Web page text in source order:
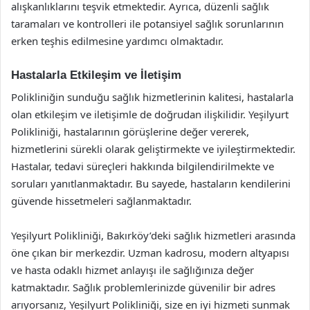
alışkanlıklarını teşvik etmektedir. Ayrıca, düzenli sağlık
taramaları ve kontrolleri ile potansiyel sağlık sorunlarının
erken teşhis edilmesine yardımcı olmaktadır.
Hastalarla Etkileşim ve İletişim
Polikliniğin sunduğu sağlık hizmetlerinin kalitesi, hastalarla
olan etkileşim ve iletişimle de doğrudan ilişkilidir. Yeşilyurt
Polikliniği, hastalarının görüşlerine değer vererek,
hizmetlerini sürekli olarak geliştirmekte ve iyileştirmektedir.
Hastalar, tedavi süreçleri hakkında bilgilendirilmekte ve
soruları yanıtlanmaktadır. Bu sayede, hastaların kendilerini
güvende hissetmeleri sağlanmaktadır.
Yeşilyurt Polikliniği, Bakırköy’deki sağlık hizmetleri arasında
öne çıkan bir merkezdir. Uzman kadrosu, modern altyapısı
ve hasta odaklı hizmet anlayışı ile sağlığınıza değer
katmaktadır. Sağlık problemlerinizde güvenilir bir adres
arıyorsanız, Yeşilyurt Polikliniği, size en iyi hizmeti sunmak